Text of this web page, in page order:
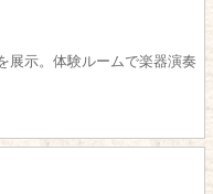
展示。体験ルームで楽器演奏